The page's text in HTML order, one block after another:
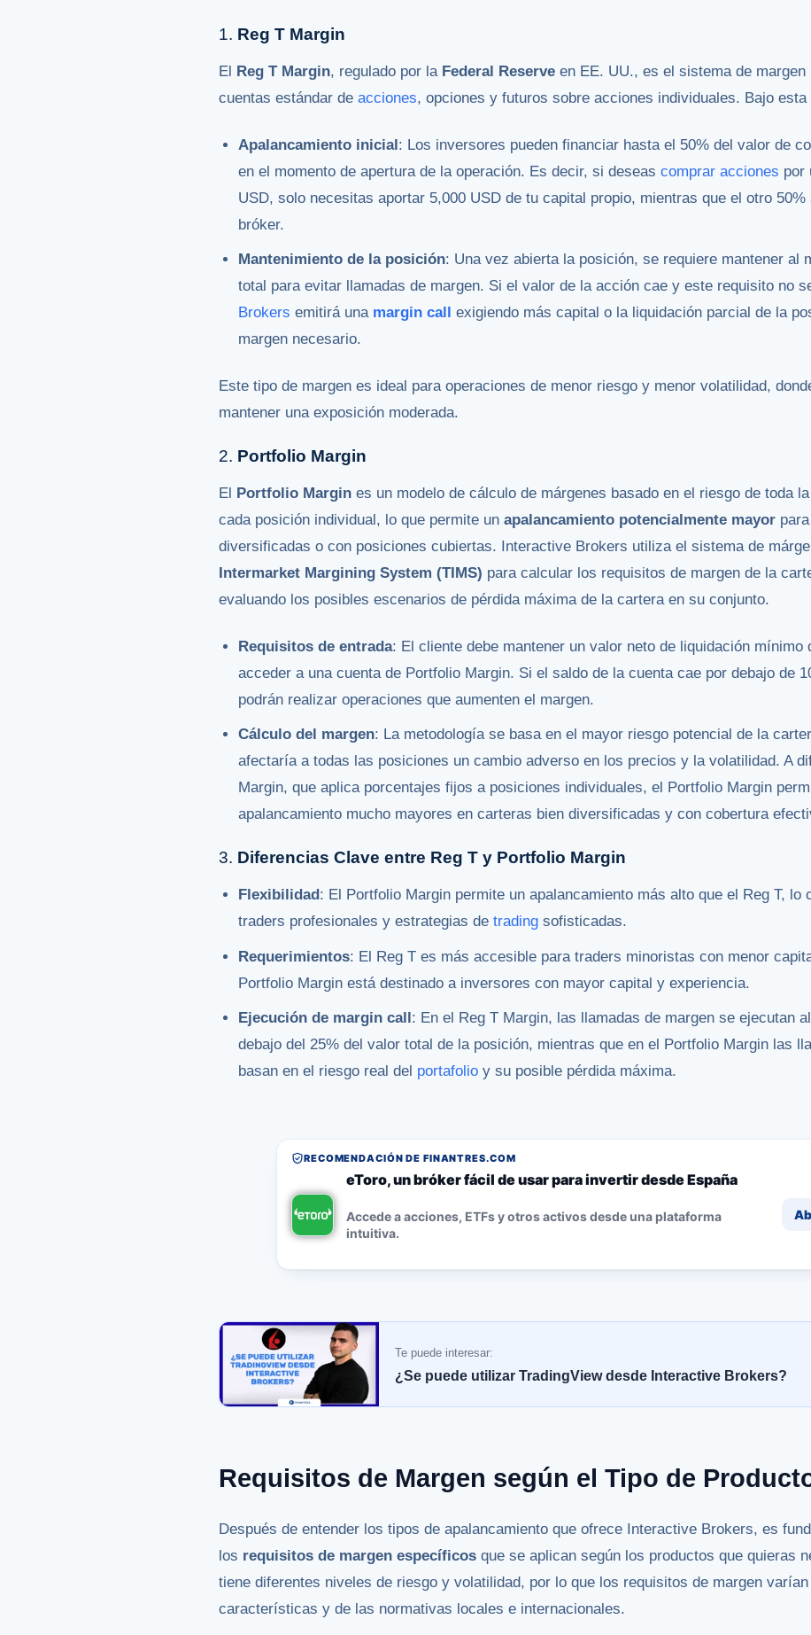
1. Reg T Margin
El Reg T Margin, regulado por la Federal Reserve en EE. UU., es el sistema de
cuentas estándar de acciones, opciones y futuros sobre acciones individuales. Bajo esta
Apalancamiento inicial: Los inversores pueden financiar hasta el 50% del valor de
en el momento de apertura de la operación. Es decir, si deseascomprar acciones por
USD, solo necesitas aportar 5,000 USD de tu capital propio, mientras que el otro
bróker.
Mantenimiento de la posición: Una vez abierta la posición, se requiere mantener al
total para evitar llamadas de margen. Si el valor de la acción cae y este requisito no
Brokers emitirá una margin call exigiendo más capital o la liquidación parcial de la
margen necesario​.
Este tipo de margen es ideal para operaciones de menor riesgo y menor volatilidad,
mantener una exposición moderada.
2. Portfolio Margin
El Portfolio Margin es un modelo de cálculo de márgenes basado en el riesgo de toda
cada posición individual, lo que permite un apalancamiento potencialmente mayor
diversificadas o con posiciones cubiertas. Interactive Brokers utiliza el sistema de
Intermarket Margining System (TIMS) para calcular los requisitos de margen de la
evaluando los posibles escenarios de pérdida máxima de la cartera en su conjunto.
Requisitos de entrada: El cliente debe mantener un valor neto de liquidación mínimo
acceder a una cuenta de Portfolio Margin. Si el saldo de la cuenta cae por debajo de
podrán realizar operaciones que aumenten el margen.
Cálculo del margen: La metodología se basa en el mayor riesgo potencial de la
afectaría a todas las posiciones un cambio adverso en los precios y la volatilidad. A
Margin, que aplica porcentajes fijos a posiciones individuales, el Portfolio Margin
apalancamiento mucho mayores en carteras bien diversificadas y con cobertura
3. Diferencias Clave entre Reg T y Portfolio Margin
Flexibilidad : El Portfolio Margin permite un apalancamiento más alto que el Reg T, lo
traders profesionales y estrategias detrading sofisticadas.
Requerimientos: El Reg T es más accesible para traders minoristas con menor
Portfolio Margin está destinado a inversores con mayor capital y experiencia.
Ejecución de margin call: En el Reg T Margin, las llamadas de margen se ejecutan
debajo del 25% del valor total de la posición, mientras que en el Portfolio Margin las
basan en el riesgo real del portafolio y su posible pérdida máxima​.
RECOMENDACIÓN DE FINANTRES.COM
eToro, un bróker fácil de usar para invertir desde España
Accede a acciones, ETFs y otros activos desde una plataforma
intuitiva.
Te puede interesar:
¿Se puede utilizar TradingView desde Interactive Brokers?
Requisitos de Margen según el Tipo de
Después de entender los tipos de apalancamiento que ofrece Interactive Brokers, es
los requisitos de margen específicos que se aplican según los productos que quieras
tiene diferentes niveles de riesgo y volatilidad, por lo que los requisitos de margen
características y de las normativas locales e internacionales.